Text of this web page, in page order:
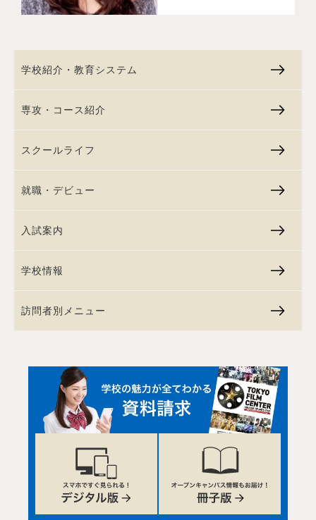
学校紹介・教育システム
専攻・コース紹介
スクールライフ
就職・デビュー
入試案内
学校情報
訪問者別メニュー